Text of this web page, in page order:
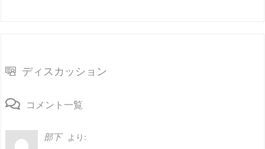
ディスカッション
コメント一覧
部下
より: